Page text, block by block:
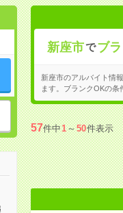
新座市で ブ
新座市のアルバイト情報
ます。ブランクOKの条
57件中1～50件表示